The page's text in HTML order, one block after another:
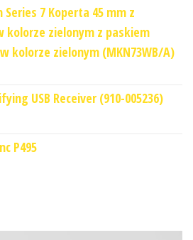
Series 7 Koperta 45 mm z
kolorze zielonym z paskiem
kolorze zielonym (MKN73WB/A)
USB Receiver (910-005236)
P495